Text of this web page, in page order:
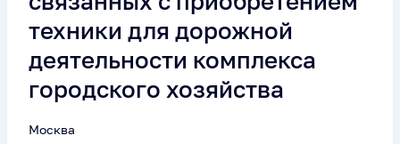
техники для дорожной
деятельности комплекса
городского хозяйства
Москва